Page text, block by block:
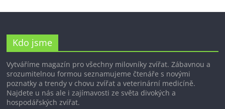
Kdo jsme
Vytváříme magazín pro všechny milovníky zvířat. Zábavnou a
srozumitelnou formou seznamujeme čtenáře s novými
poznatky a trendy v chovu zvířat a veterinární medicíně.
Najdete u nás ale i zajímavosti ze světa divokých a
hospodářských zvířat.